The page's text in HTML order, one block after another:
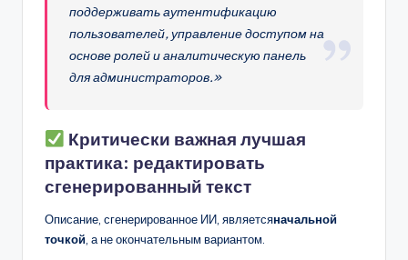
поддерживать аутентификацию
пользователей, управление доступом на
основе ролей и аналитическую панель
для администраторов.»
Критически важная лучшая
практика: редактировать
сгенерированный текст
Описание, сгенерированное ИИ, являетсяначальной
точкой, а не окончательным вариантом.